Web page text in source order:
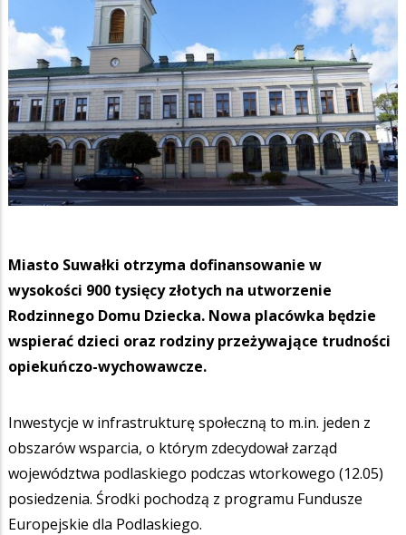
Miasto Suwałki otrzyma dofinansowanie w
wysokości 900 tysięcy złotych na utworzenie
Rodzinnego Domu Dziecka. Nowa placówka będzie
wspierać dzieci oraz rodziny przeżywające trudności
opiekuńczo-wychowawcze.
Inwestycje w infrastrukturę społeczną to m.in. jeden z
obszarów wsparcia, o którym zdecydował zarząd
województwa podlaskiego podczas wtorkowego (12.05)
posiedzenia. Środki pochodzą z programu Fundusze
Europejskie dla Podlaskiego.